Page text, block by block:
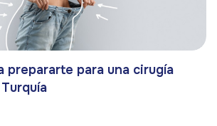
prepararte para una cirugía